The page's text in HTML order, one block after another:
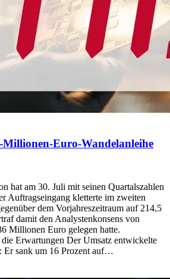
Euro-Wandelanleihe
hat am 30. Juli mit seinen Quartalszahlen
Auftragseingang kletterte im zweiten
dem Vorjahreszeitraum auf 214,5
damit den Analystenkonsens von
Millionen Euro gelegen hatte.
Erwartungen Der Umsatz entwickelte
Er sank um 16 Prozent auf…